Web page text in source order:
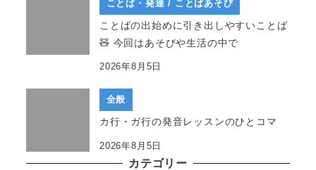
カテゴリー
ことば・発達 / ことばあそび
ことばの出始めに引き出しやすいことば
🧸 今回はあそびや生活の中で
2026年8月5日
全般
カ行・ガ行の発音レッスンのひとコマ
2026年8月5日